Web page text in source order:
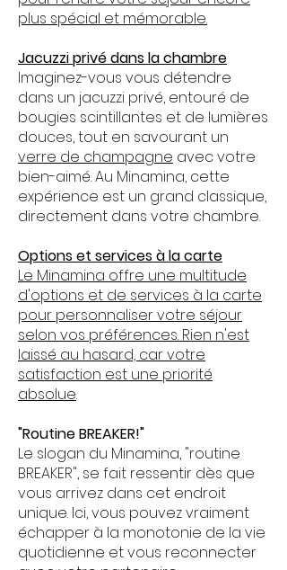
plus spécial et mémorable.
Jacuzzi privé dans la chambre
Imaginez-vous vous détendre
dans un jacuzzi privé, entouré de
bougies scintillantes et de lumières
douces, tout en savourant un
verre de champagne avec votre
bien-aimé. Au Minamina, cette
expérience est un grand classique,
directement dans votre chambre.
Options et services à la carte
Le Minamina offre une multitude
d'options et de services à la carte
pour personnaliser votre séjour
selon vos préférences. Rien n'est
laissé au hasard, car votre
satisfaction est une priorité
absolue.
"Routine BREAKER!"
Le slogan du Minamina, "routine
BREAKER", se fait ressentir dès que
vous arrivez dans cet endroit
unique. Ici, vous pouvez vraiment
échapper à la monotonie de la vie
quotidienne et vous reconnecter